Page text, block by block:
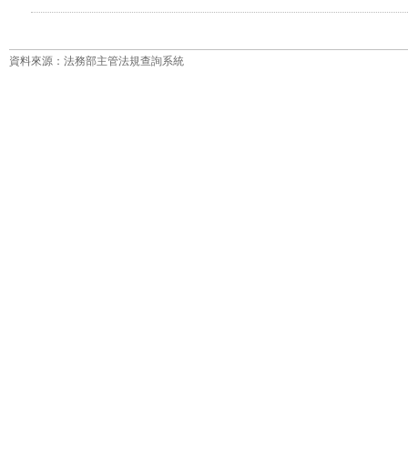
資料來源：法務部主管法規查詢系統